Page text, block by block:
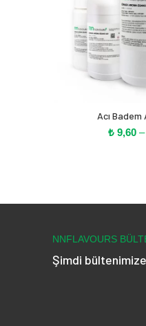
Acı
₺9,60 –
NNFLAVOURS
Şimdi